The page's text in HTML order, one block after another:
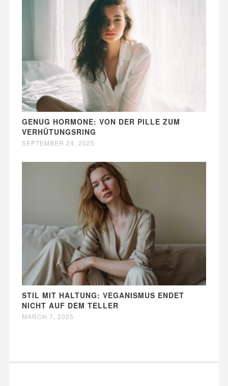
GENUG HORMONE: VON DER PILLE ZUM
VERHÜTUNGSRING
SEPTEMBER 24, 2025
STIL MIT HALTUNG: VEGANISMUS ENDET
NICHT AUF DEM TELLER
MARCH 7, 2025